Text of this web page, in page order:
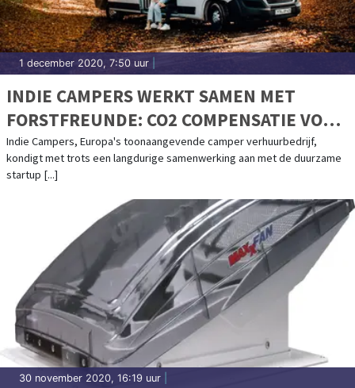
1 december 2020, 7:50 uur
INDIE CAMPERS WERKT SAMEN MET
FORSTFREUNDE: CO2 COMPENSATIE VOOR
JE ROADTRIP DOOR HET PLANTEN VAN
BOMEN
Indie Campers, Europa's toonaangevende camper verhuurbedrijf,
kondigt met trots een langdurige samenwerking aan met de duurzame
startup [...]
30 november 2020, 16:19 uur